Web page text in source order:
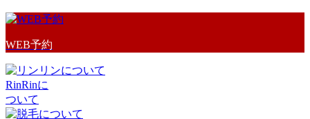
WEB予約
RinRinに
ついて